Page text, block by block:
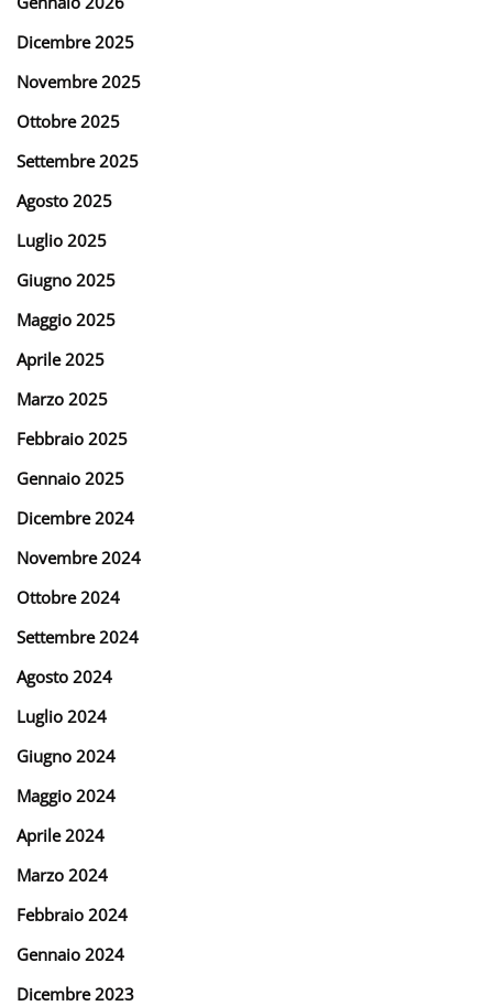
Dicembre 2025
Novembre 2025
Ottobre 2025
Settembre 2025
Agosto 2025
Luglio 2025
Giugno 2025
Maggio 2025
Aprile 2025
Marzo 2025
Febbraio 2025
Gennaio 2025
Dicembre 2024
Novembre 2024
Ottobre 2024
Settembre 2024
Agosto 2024
Luglio 2024
Giugno 2024
Maggio 2024
Aprile 2024
Marzo 2024
Febbraio 2024
Gennaio 2024
Dicembre 2023